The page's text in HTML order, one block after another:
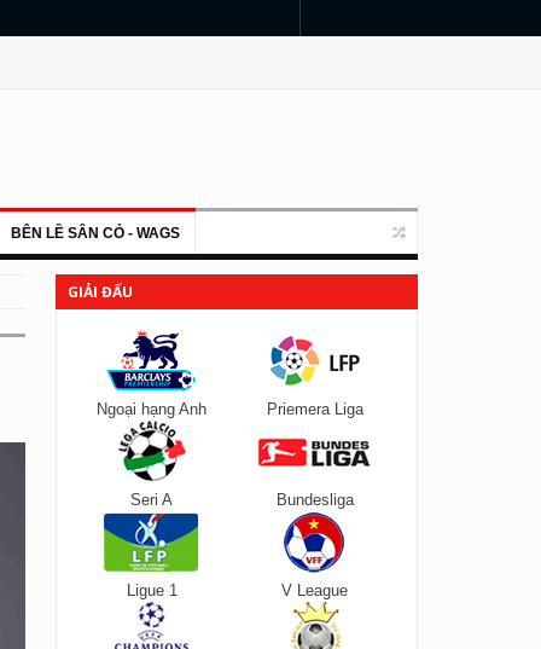
BÊN LỀ SÂN CỎ - WAGS
GIẢI ĐẤU
Ngoại hạng Anh Priemera Liga
Seri A Bundesliga
Ligue 1 V League